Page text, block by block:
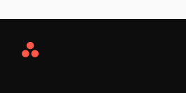
Asana